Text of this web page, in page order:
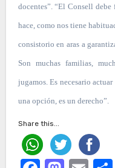
docentes”. “El Consell
hace, como nos tiene
consistorio en aras a
Son muchas familias,
jugamos. Es necesario
una opción, es un derecho”.
Share this...